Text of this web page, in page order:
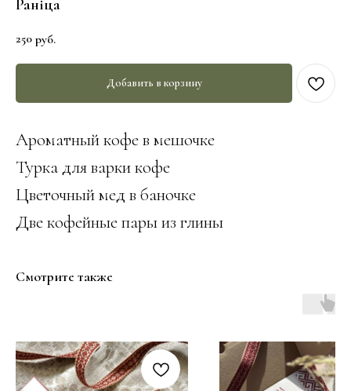
Раніца
250 руб.
Добавить в корзину
Ароматный кофе в мешочке
Турка для варки кофе
Цветочный мед в баночке
Две кофейные пары из глины
Смотрите также